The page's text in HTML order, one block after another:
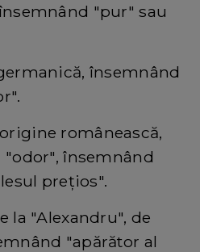
"pur" sau
însemnând
românească,
însemnând
prețios".
la "Alexandru", de
"apărător al